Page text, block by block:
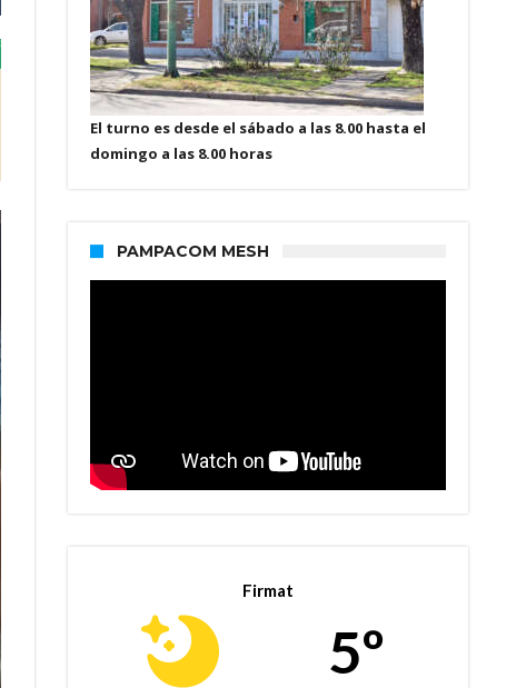
El turno es desde el sábado a las 8.00 hasta el
domingo a las 8.00 horas
PAMPACOM MESH
Firmat
5º